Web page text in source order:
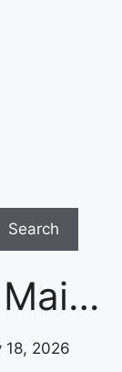
Search
18, 2026